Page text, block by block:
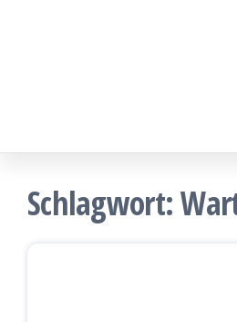
Schlagwort: